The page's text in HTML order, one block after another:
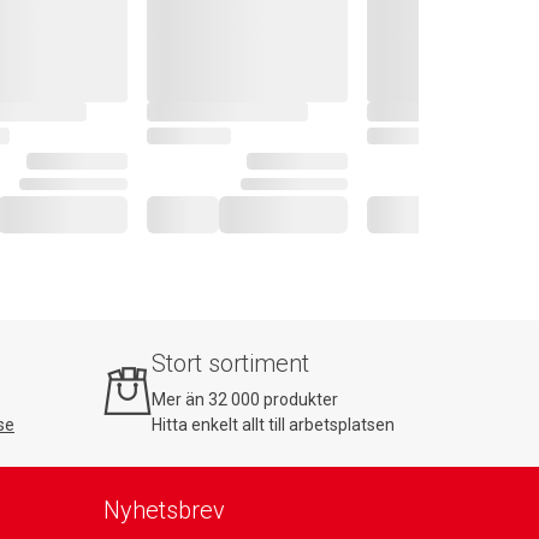
Stort sortiment
Mer än 32 000 produkter
Hitta enkelt allt till arbetsplatsen
Nyhetsbrev